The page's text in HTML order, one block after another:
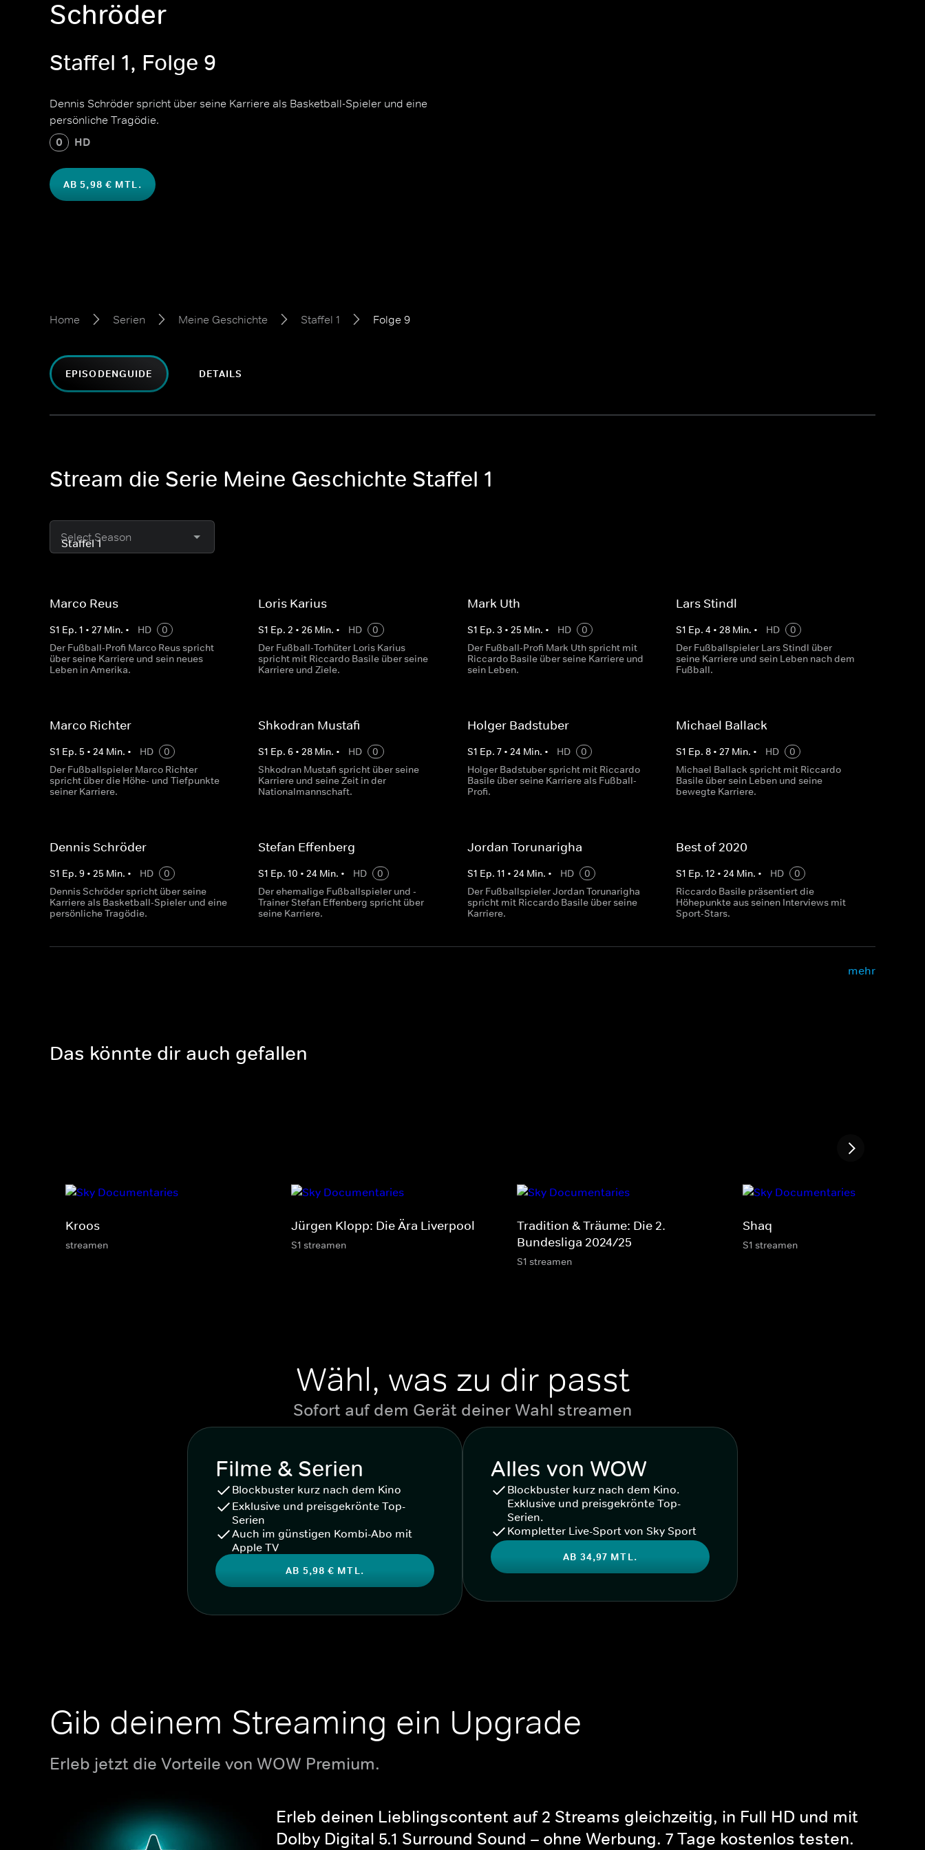
Schröder
Staffel 1, Folge 9
Dennis Schröder spricht über seine Karriere als Basketball-Spieler und eine
persönliche Tragödie.
0 HD
AB 5,98 € MTL.
Home Serien Meine Geschichte Staffel 1 Folge 9
EPISODENGUIDE DETAILS
Stream die Serie Meine Geschichte Staffel 1
Select Season
Marco Reus
S1 Ep. 1 • 27 Min. • HD
0
Der Fußball-Profi Marco Reus spricht
über seine Karriere und sein neues
Leben in Amerika.
Loris Karius
S1 Ep.2 •26 Min. • HD
0
Der Fußball-Torhüter Loris Karius
spricht mit Riccardo Basile über seine
Karriere und Ziele.
Mark Uth
S1 Ep. 3 • 25 Min. • HD
0
Der Fußball-Profi Mark Uth spricht mit
Riccardo Basile über seine Karriere und
sein Leben.
Lars Stindl
S1 Ep. 4 • 28Min. • HD
0
Der Fußballspieler Lars Stindl über
seine Karriere und sein Leben nach dem
Fußball.
Marco Richter
S1 Ep. 5 • 24 Min. • HD
0
Der Fußballspieler Marco Richter
spricht über die Höhe- und Tiefpunkte
seiner Karriere.
Shkodran Mustafi
S1 Ep.6 •28 Min. • HD
0
Shkodran Mustafi spricht über seine
Karriere und seine Zeit in der
Nationalmannschaft.
Holger Badstuber
S1 Ep. 7• 24 Min. • HD
0
Holger Badstuber spricht mit Riccardo
Basile über seine Karriere als Fußball-
Profi.
Michael Ballack
S1 Ep. 8• 27Min. • HD
0
Michael Ballack spricht mit Riccardo
Basile über sein Leben und seine
bewegte Karriere.
Dennis Schröder
S1 Ep. 9 • 25 Min. • HD
0
Dennis Schröder spricht über seine
Karriere als Basketball-Spieler und eine
persönliche Tragödie.
Stefan Effenberg
S1 Ep.10 •24 Min. • HD
0
Der ehemalige Fußballspieler und -
Trainer Stefan Effenberg spricht über
seine Karriere.
Jordan Torunarigha
S1 Ep. 11 • 24 Min. • HD
0
Der Fußballspieler Jordan Torunarigha
spricht mit Riccardo Basile über seine
Karriere.
Best of 2020
S1 Ep. 12 • 24 Min. • HD
0
Riccardo Basile präsentiert die
Höhepunkte aus seinen Interviews mit
Sport-Stars.
mehr
Das könnte dir auch gefallen
Kroos
streamen
Jürgen Klopp: Die Ära Liverpool
S1 streamen
Tradition & Träume: Die 2.
Bundesliga 2024/25
S1 streamen
Shaq
S1 streamen
Wähl, was zu dir passt
Sofort auf dem Gerät deiner Wahl streamen
Filme & Serien
Blockbuster kurz nach dem Kino
Exklusive und preisgekrönte Top-
Serien
Auch im günstigen Kombi-Abo mit
Apple TV
AB 5,98 € MTL.
Alles von WOW
Blockbuster kurz nach dem Kino.
Exklusive und preisgekrönte Top-
Serien.
Kompletter Live-Sport von Sky Sport
AB 34,97 MTL.
Gib deinem Streaming ein Upgrade
Erleb jetzt die Vorteile von WOW Premium.
Erleb deinen Lieblingscontent auf 2 Streams gleichzeitig, in Full HD und mit
Dolby Digital 5.1 Surround Sound – ohne Werbung. 7 Tage kostenlos testen.